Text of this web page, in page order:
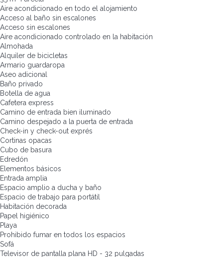
Aire acondicionado en todo el alojamiento
Acceso al baño sin escalones
Acceso sin escalones
Aire acondicionado controlado en la habitación
Almohada
Alquiler de bicicletas
Armario guardaropa
Aseo adicional
Baño privado
Botella de agua
Cafetera express
Camino de entrada bien iluminado
Camino despejado a la puerta de entrada
Check-in y check-out exprés
Cortinas opacas
Cubo de basura
Edredón
Elementos básicos
Entrada amplia
Espacio amplio a ducha y baño
Espacio de trabajo para portátil
Habitación decorada
Papel higiénico
Playa
Prohibido fumar en todos los espacios
Sofá
Televisor de pantalla plana HD - 32 pulgadas